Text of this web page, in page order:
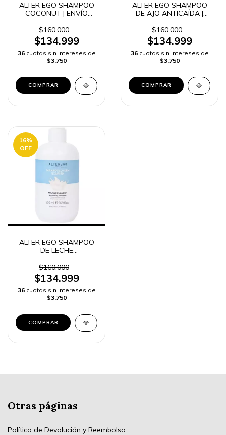
ALTER EGO SHAMPOO
COCONUT | ENVÍO
$160.000
$134.999
36 cuotas sin intereses de
$3.750
ALTER EGO SHAMPOO
DE AJO ANTICAÍDA |
COLOMBIA
$160.000
$134.999
36 cuotas sin intereses de
$3.750
16%
OFF
ALTER EGO SHAMPOO
DE LECHE
ENVÍO RÁPIDO
COLOMBIA
$160.000
$134.999
36 cuotas sin intereses de
$3.750
Otras páginas
Política de Devolución y Reembolso